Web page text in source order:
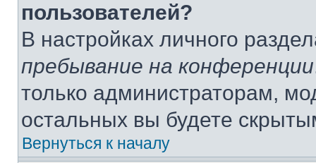
пользователей?
В настройках личного
пребывание на конференции
только администраторам,
остальных вы будете
Вернуться к началу